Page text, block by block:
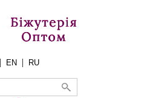
| EN | RU